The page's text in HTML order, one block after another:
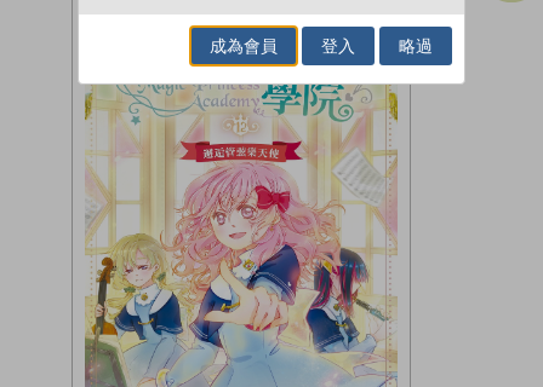
成為會員 登入 略過